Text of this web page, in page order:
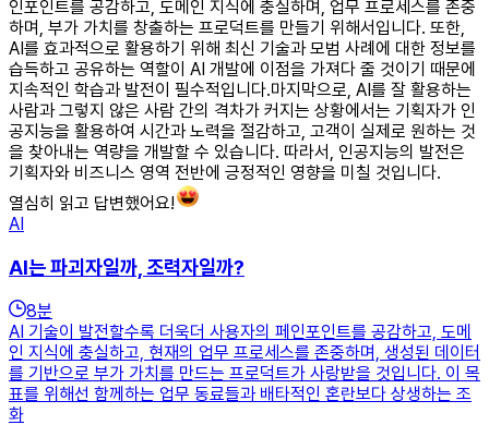
인포인트를 공감하고, 도메인 지식에 충실하며, 업무 프로세스를 존중
하며, 부가 가치를 창출하는 프로덕트를 만들기 위해서입니다. 또한,
AI를 효과적으로 활용하기 위해 최신 기술과 모범 사례에 대한 정보를
습득하고 공유하는 역할이 AI 개발에 이점을 가져다 줄 것이기 때문에
지속적인 학습과 발전이 필수적입니다.마지막으로, AI를 잘 활용하는
사람과 그렇지 않은 사람 간의 격차가 커지는 상황에서는 기획자가 인
공지능을 활용하여 시간과 노력을 절감하고, 고객이 실제로 원하는 것
을 찾아내는 역량을 개발할 수 있습니다. 따라서, 인공지능의 발전은
기획자와 비즈니스 영역 전반에 긍정적인 영향을 미칠 것입니다.
열심히 읽고 답변했어요!
AI
AI는 파괴자일까, 조력자일까?
8분
AI 기술이 발전할수록 더욱더 사용자의 페인포인트를 공감하고, 도메
인 지식에 충실하고, 현재의 업무 프로세스를 존중하며, 생성된 데이터
를 기반으로 부가 가치를 만드는 프로덕트가 사랑받을 것입니다. 이 목
표를 위해선 함께하는 업무 동료들과 배타적인 혼란보다 상생하는 조
화